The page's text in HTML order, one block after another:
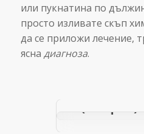
или пукнатина по
просто изливате скъп
да се приложи лечение,
ясна диагноза.
(Геофон):